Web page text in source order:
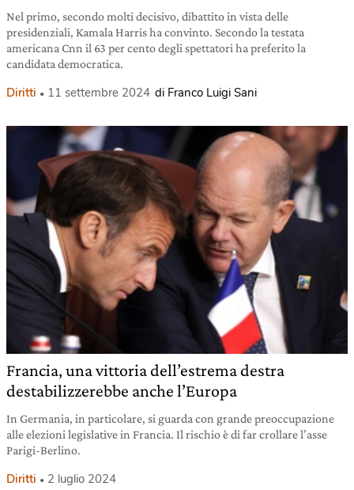
Nel primo, secondo molti decisivo, dibattito in vista delle
presidenziali, Kamala Harris ha convinto. Secondo la testata
americana Cnn il 63 per cento degli spettatori ha preferito la
candidata democratica.
Diritti 11 settembre 2024 di Franco Luigi Sani
Francia, una vittoria dell’estrema destra
destabilizzerebbe anche l’Europa
In Germania, in particolare, si guarda con grande preoccupazione
alle elezioni legislative in Francia. Il rischio è di far crollare l’asse
Parigi-Berlino.
Diritti 2 luglio 2024